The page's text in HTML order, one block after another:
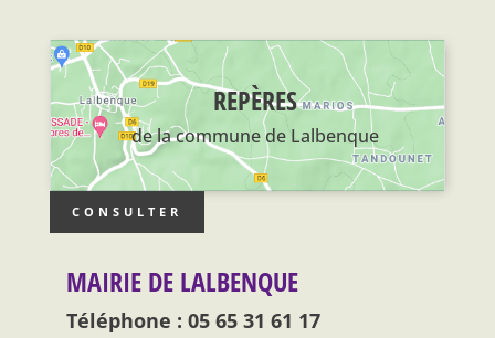
REPÈRES
de la commune de Lalbenque
CONSULTER
MAIRIE DE LALBENQUE
Téléphone : 05 65 31 61 17